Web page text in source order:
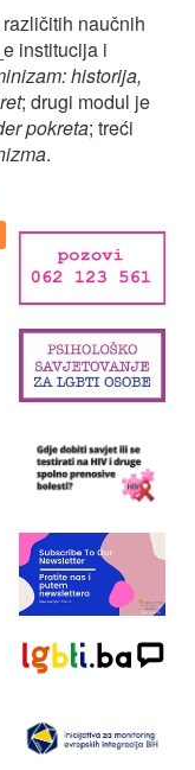
naučnih
institucija i
historija,
; drugi modul je
pokreta; treći
.